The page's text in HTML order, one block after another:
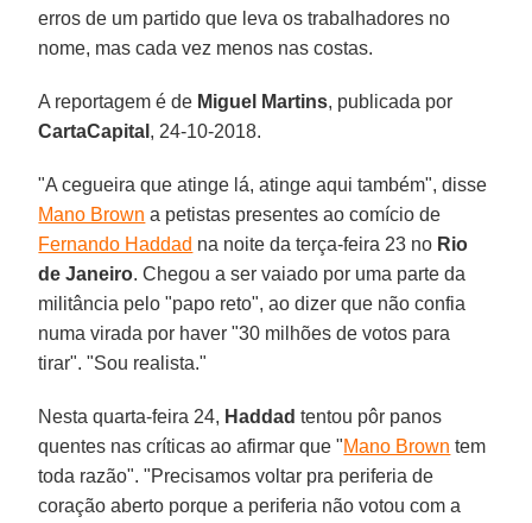
erros de um partido que leva os trabalhadores no
nome, mas cada vez menos nas costas.
A reportagem é de Miguel Martins, publicada por
CartaCapital , 24-10-2018.
"A cegueira que atinge lá, atinge aqui também", disse
Mano Brown a petistas presentes ao comício de
Fernando Haddad na noite da terça-feira 23 no Rio
de Janeiro. Chegou a ser vaiado por uma parte da
militância pelo "papo reto", ao dizer que não confia
numa virada por haver "30 milhões de votos para
tirar". "Sou realista."
Nesta quarta-feira 24, Haddad tentou pôr panos
quentes nas críticas ao afirmar que "Mano Brown tem
toda razão". "Precisamos voltar pra periferia de
coração aberto porque a periferia não votou com a